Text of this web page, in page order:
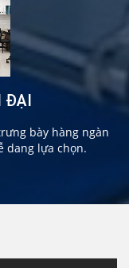
ĐẠI
bày hàng ngàn
dang lựa chọn.